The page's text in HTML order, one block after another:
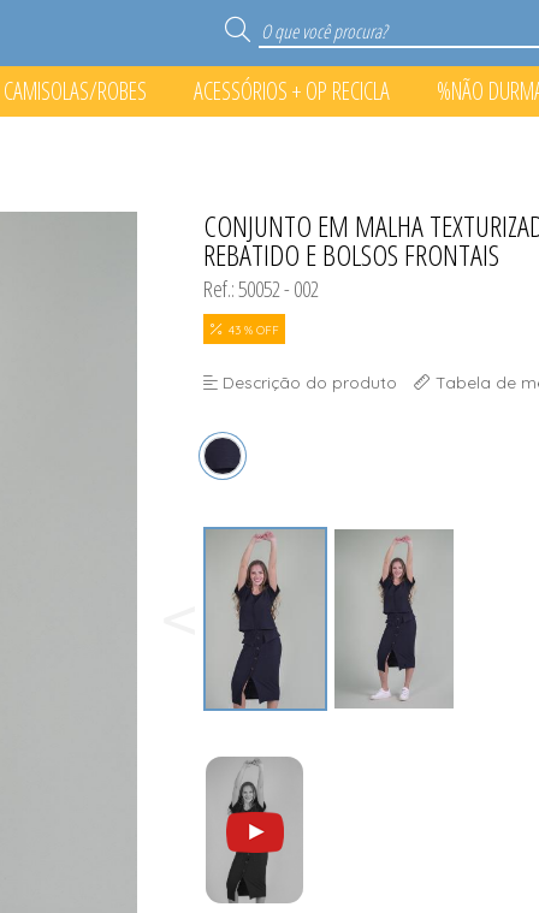
TODOS DE
CAMISOLAS/ROBES
TODOS DE CAMISOLAS/
ACESSÓRIOS + OP RECICLA
TODOS DE ACESSÓRIOS +
%NÃO
TODOS DE %NÃO DURMA
CONJUNTO EM MALHA
REBATIDO E BOLSOS FRONTAIS
Ref.: 50052 - 002
43 % OFF
Descrição do produto Tabela de